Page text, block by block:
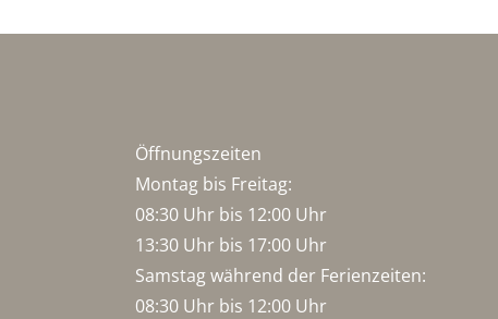
Öffnungszeiten
Montag bis Freitag:
08:30 Uhr bis 12:00 Uhr
13:30 Uhr bis 17:00 Uhr
Samstag während der Ferienzeiten:
08:30 Uhr bis 12:00 Uhr